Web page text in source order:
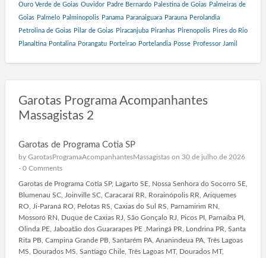
Ouro Verde de Goias Ouvidor Padre Bernardo Palestina de Goias Palmeiras de
Goias Palmelo Palminopolis Panama Paranaiguara Parauna Perolandia
Petrolina de Goias Pilar de Goias Piracanjuba Piranhas Pirenopolis Pires do Rio
Planaltina Pontalina Porangatu Porteirao Portelandia Posse Professor Jamil
Garotas Programa Acompanhantes
Massagistas 2
Garotas de Programa Cotia SP
by GarotasProgramaAcompanhantesMassagistason 30 de julho de 2026
- 0 Comments
Garotas de Programa Cotia SP, Lagarto SE, Nossa Senhora do Socorro SE,
Blumenau SC, Joinville SC, Caracaraí RR, Rorainópolis RR, Ariquemes
RO, Ji-Paraná RO, Pelotas RS, Caxias do Sul RS, Parnamirim RN,
Mossoró RN, Duque de Caxias RJ, São Gonçalo RJ, Picos PI, Parnaíba PI,
Olinda PE, Jaboatão dos Guararapes PE ,Maringá PR, Londrina PR, Santa
Rita PB, Campina Grande PB, Santarém PA, Ananindeua PA, Três Lagoas
MS, Dourados MS, Santiago Chile, Três Lagoas MT, Dourados MT,